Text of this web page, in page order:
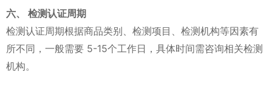
六、 检测认证周期
检测认证周期根据商品类别、检测项目、检测机构等因素有
所不同，一般需要 5-15个工作日，具体时间需咨询相关检测
机构。